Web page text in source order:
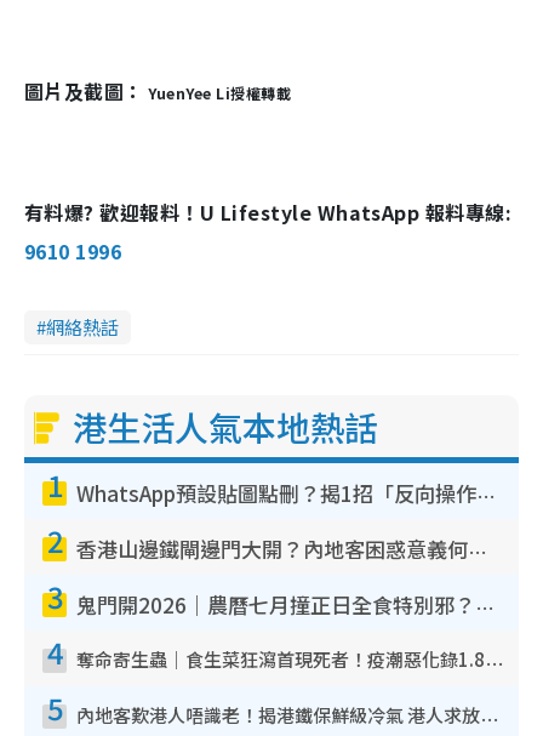
圖片及截圖： YuenYee Li授權轉載
有料爆? 歡迎報料！U Lifestyle WhatsApp 報料專線:
9610 1996
網絡熱話
港生活人氣本地熱話
1 WhatsApp預設貼圖點刪？揭1招「反向操作」還原簡潔介面 附3步實測教學
2 香港山邊鐵閘邊門大開？內地客困惑意義何在！網民神回覆：呢種叫法理性防禦
3 鬼門開2026｜農曆七月撞正日全食特別邪？專家警告切忌做一事！揭4大禁忌+2招保平安
4 奪命寄生蟲｜食生菜狂瀉首現死者！疫潮惡化錄1.8萬宗病例 揭洗菜3大謬誤
5 內地客歎港人唔識老！揭港鐵保鮮級冷氣 港人求放過：咪投訴